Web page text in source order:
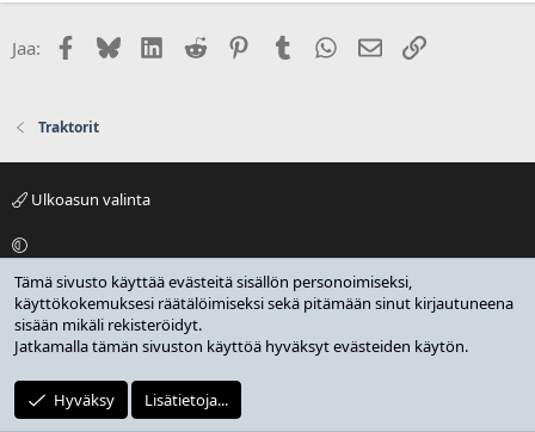
Jaa: Facebook
BlueskyLinkedIn
Reddit PinterestTumblr WhatsApp
Sähköposti
Linkki
Traktorit
Ulkoasun valinta
Suomi 2025
Ota yhteyttä
Ehdot ja säännöt
Tietosuojaseloste
Tämä sivusto käyttää evästeitä sisällön personoimiseksi,
käyttökokemuksesi räätälöimiseksi sekä pitämään sinut kirjautuneena
sisään mikäli rekisteröidyt.
Jatkamalla tämän sivuston käyttöä hyväksyt evästeiden käytön.
Hyväksy Lisätietoja...